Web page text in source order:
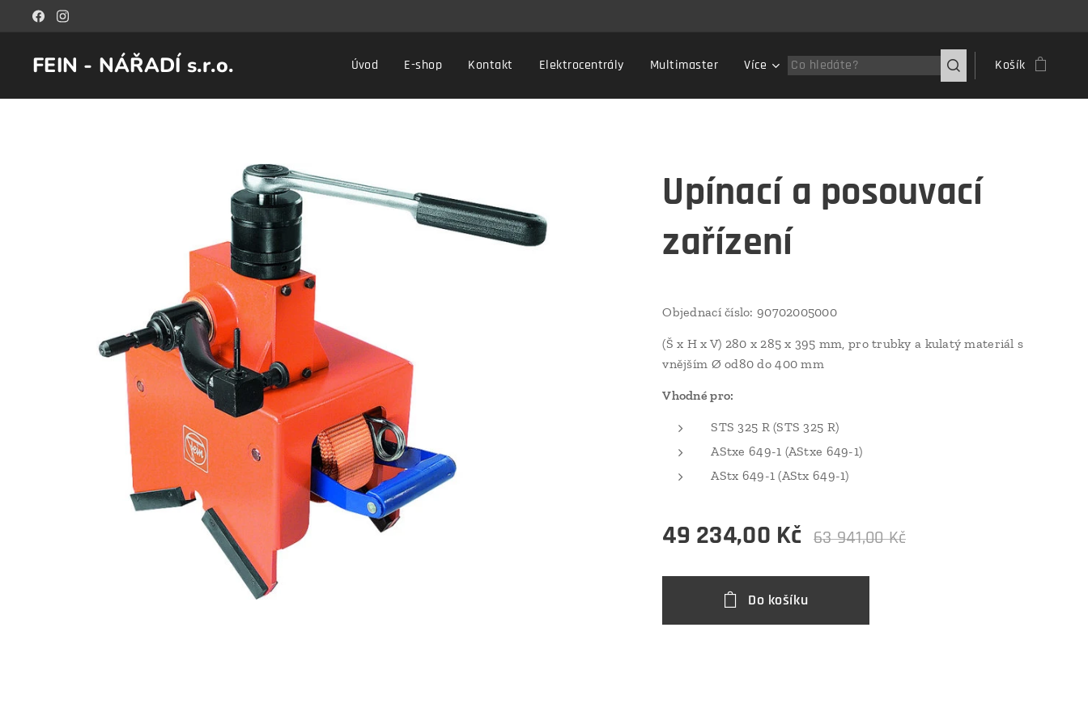
FEIN - NÁŘADÍ s.r.o. Úvod E-shop Kontakt Elektrocentrály Multimaster Více Košík
Upínací a posouvací
zařízení
Objednací číslo: 90702005000
(Š x H x V) 280 x 285 x 395 mm, pro trubky a kulatý materiál s
vnějším Ø od80 do 400 mm
Vhodné pro:
STS 325 R (STS 325 R)
AStxe 649-1 (AStxe 649-1)
AStx 649-1 (AStx 649-1)
49 234,00 Kč 63 941,00Kč
Do košíku